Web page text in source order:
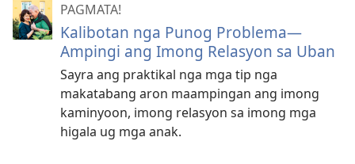
PAGMATA!
Kalibotan nga Punog Problema—
Ampingi ang Imong Relasyon sa Uban
Sayra ang praktikal nga mga tip nga
makatabang aron maampingan ang imong
kaminyoon, imong relasyon sa imong mga
higala ug mga anak.